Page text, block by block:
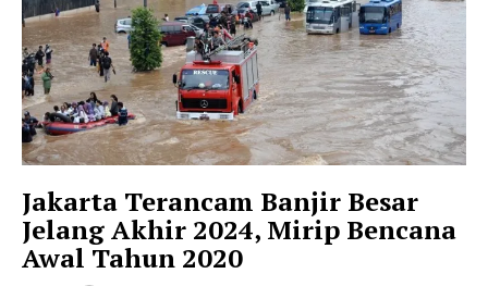
Jakarta Terancam Banjir Besar
Jelang Akhir 2024, Mirip Bencana
Awal Tahun 2020